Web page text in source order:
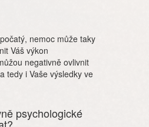
nemoc může taky
Váš výkon
negativně ovlivnit
tedy i Vaše výsledky ve
psychologické